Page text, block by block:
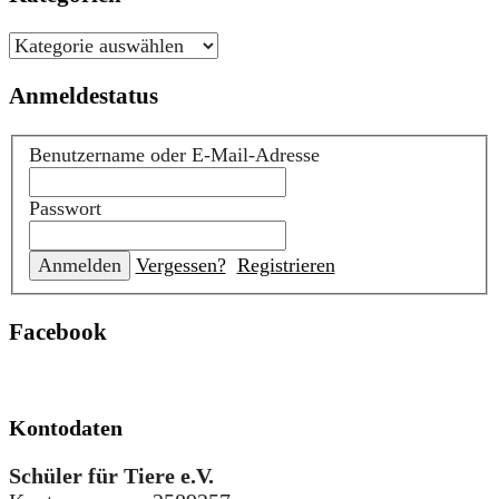
Kategorien
Anmeldestatus
Benutzername oder E-Mail-Adresse
Passwort
Vergessen? Registrieren
Facebook
Kontodaten
Schüler für Tiere e.V.